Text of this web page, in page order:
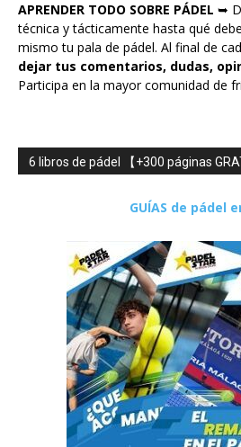
APRENDER TODO SOBRE PÁDEL ➥
técnica y tácticamente hasta qué
mismo tu pala de pádel. Al final de
dejar tus comentarios, dudas,
Participa en la mayor comunidad de
6 libros de pádel 【+300 páginas
GUÍAS de pádel